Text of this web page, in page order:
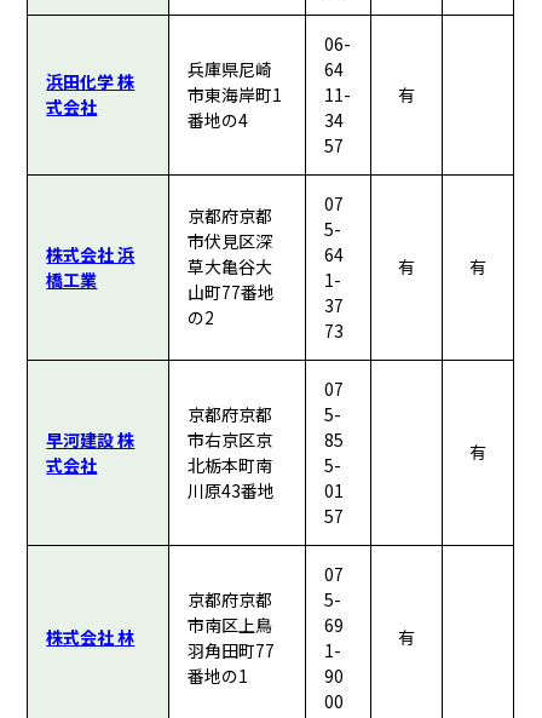
浜田化学 株
式会社
兵庫県尼崎
市東海岸町1
番地の4
06-
64
11-
34
57
有
株式会社 浜
橋工業
京都府京都
市伏見区深
草大亀谷大
山町77番地
の2
07
5-
64
1-
37
73
有 有
早河建設 株
式会社
京都府京都
市右京区京
北栃本町南
川原43番地
07
5-
85
5-
01
57
有
株式会社 林
京都府京都
市南区上鳥
羽角田町77
番地の1
07
5-
69
1-
90
00
有